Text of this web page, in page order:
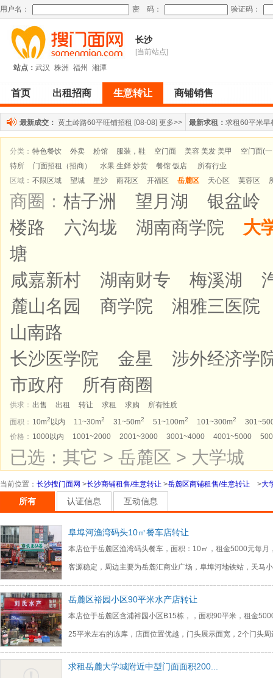
用户名： 密 码： 验证码：
长沙
[当前站点]
站点： 武汉 株洲 福州 湘潭
首页 出租招商 生意转让 商铺销售
最新成交： 黄土岭路60平旺铺招租 [08-08] 更多>> 最新求租： 求租60平米早
分类： 特色餐饮 外卖 粉馆 服装，鞋 空门面 美容 美发 美甲
空门面(
待所
门面招租（招商） 水果 生鲜 炒货 餐馆 饭店
所有行业
区域： 不限区域 望城 星沙 雨花区 开福区 岳麓区 天心区 芙蓉区
商圈： 桔子洲 望月湖
银盆岭
楼路
六沟垅 湖南商学院
大
塘
咸嘉新村
湖南财专 梅溪湖
麓山名园
商学院
湘雅三医院
山南路
长沙医学院
金星
涉外经济学
市政府
所有商圈
供求： 出售 出租 转让 求租 求购
所有性质
面积： 10m2 以内 11~30m2 31~50m2 51~100m2 101~300m2
价格： 1000以内 1001~2000 2001~3000 3001~4000 4001~5000
已选：其它 > 岳麓区 > 大学城
当前位置 ： 长沙搜门面网 >长沙商铺租售/生意转让 >岳麓区商铺租售/生意转让 >大
所有 认证信息 互动信息
阜埠河渔湾码头10㎡餐车店转让
本店位于岳麓区渔湾码头餐车，面积：10㎡，租金5000元每月
客源稳定，周边主要为岳麓汇商业广场，阜埠河地铁站，天马
岳麓区裕园小区90平米水产店转让
本店位于岳麓区含浦裕园小区B15栋，，面积90平米，租金
25平米左右的冻库，店面位置优越，门头展示面宽，2个门头周
求租岳麓大学城附近中型门面面积200...